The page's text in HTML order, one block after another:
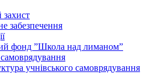
забезпечення
фонд ”Школа над лиманом”
учнiвського самоврядування